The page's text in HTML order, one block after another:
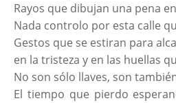
Rayos que dibujan una pena
Nada controlo por esta calle
Gestos que se estiran para
en la tristeza y en las huellas
No son sólo llaves, son
El tiempo que pierdo